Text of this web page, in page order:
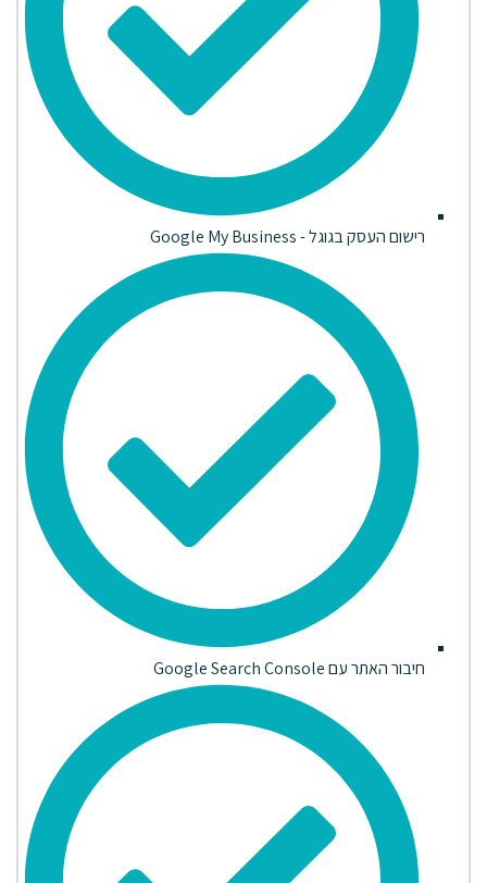
רישום העסק בגוגל - Google My Business
חיבור האתר עם Google Search Console